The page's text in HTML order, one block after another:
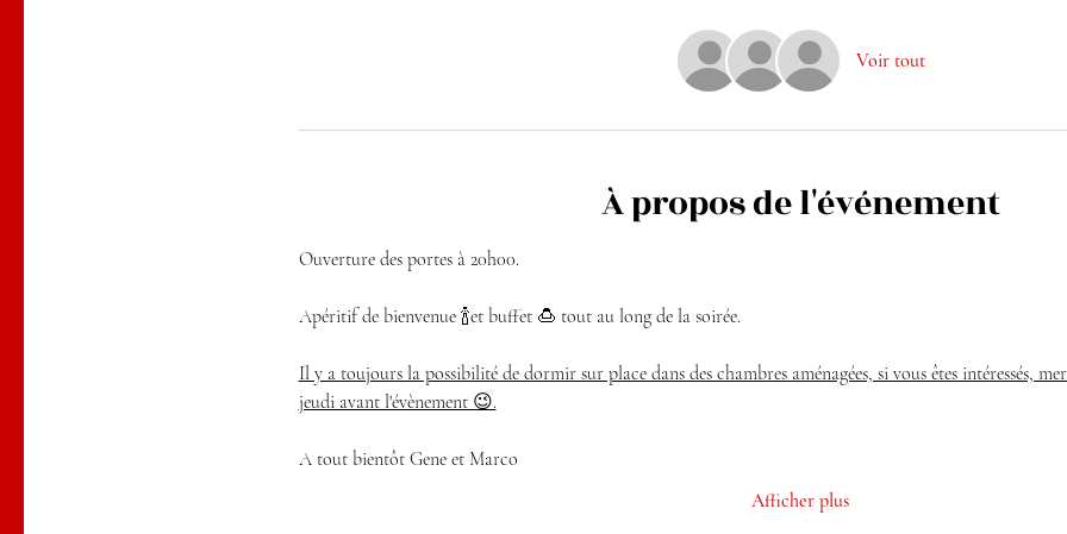
Voir tout
À propos de l'événement
Ouverture des portes à 20h00.
Apéritif de bienvenue 🍾et buffet 🍮 tout au long de la soirée.
Il y a toujours la possibilité de dormir sur place dans des chambres aménagées, si vous êtes intéressés,
jeudi avant l'évènement 😉.
A tout bientôt Gene et Marco
Afficher plus